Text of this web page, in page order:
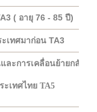
( อายุ 76 - 85 ปี)
เทศมาก่อน TA3
ละการเคลื่อนย้ายกลับปร
เทศไทย TA5